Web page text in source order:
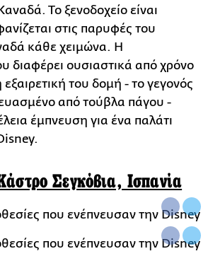
Το ξενοδοχείο είναι
στις παρυφές του
κάθε χειμώνα. Η
διαφέρει ουσιαστικά από χρόνο
του δομή - το γεγονός
από τούβλα πάγου -
έμπνευση για ένα παλάτι
Σεγκόβια, Ισπανία